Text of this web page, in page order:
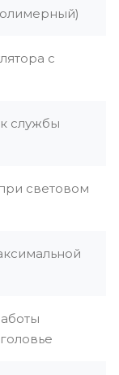
с
службы
световом